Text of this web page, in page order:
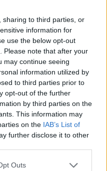
sharing to third parties, or
information for
use the below opt-out
Please note that after your
may continue seeing
information utilized by
to third parties prior to
opt-out of the further
by third parties on the
This information may
on the IAB’s List of
further disclose it to other
Outs